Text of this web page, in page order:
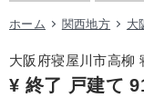
ホーム 関西地方 大
大阪府寝屋川市高柳
¥ 終了 戸建て